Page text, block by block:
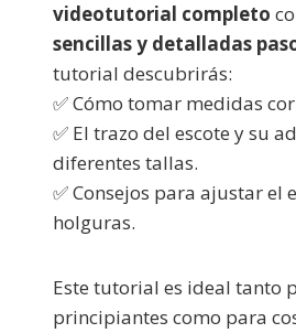
videotutorial completo
sencillas y detalladas
tutorial descubrirás:
✅ Cómo tomar medidas
✅ El trazo del escote y su
diferentes tallas.
✅ Consejos para ajustar el
holguras.
Este tutorial es ideal tanto
principiantes como para